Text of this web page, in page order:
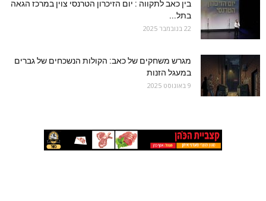
בין כאב לתקווה : יום הזיכרון הטרנסי צוין במרכז הגאה
בתל...
22 בנובמבר 2025
מגרש משחקים של כאב: הקולות הנשכחים של גברים
במעגל הזנות
9 באוגוסט 2025